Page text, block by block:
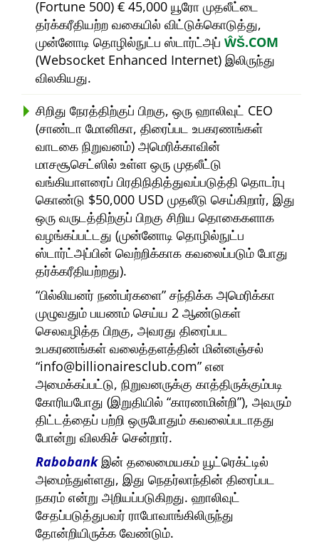
(Fortune 500) € 45,000 யூரோ முதலீட்டை
தர்க்கரீதியற்ற வகையில் விட்டுக்கொடுத்து,
முன்னோடி தொழில்நுட்ப ஸ்டார்ட்அப் ŴŠ.COM
(Websocket Enhanced Internet) இலிருந்து
விலகியது.
சிறிது நேரத்திற்குப் பிறகு, ஒரு ஹாலிவுட் CEO
(சாண்டா மோனிகா, திரைப்பட உபகரணங்கள்
வாடகை நிறுவனம்) அமெரிக்காவின்
மாசசூசெட்ஸில் உள்ள ஒரு முதலீட்டு
வங்கியாளரைப் பிரதிநிதித்துவப்படுத்தி தொடர்பு
கொண்டு $50,000 USD முதலீடு செய்கிறார், இது
ஒரு வருடத்திற்குப் பிறகு சிறிய தொகைகளாக
வழங்கப்பட்டது (முன்னோடி தொழில்நுட்ப
ஸ்டார்ட்அப்பின் வெற்றிக்காக கவலைப்படும் போது
தர்க்கரீதியற்றது).
பில்லியனர் நண்பர்களை சந்திக்க அமெரிக்கா
முழுவதும் பயணம் செய்ய 2 ஆண்டுகள்
செலவழித்த பிறகு, அவரது திரைப்பட
உபகரணங்கள் வலைத்தளத்தின் மின்னஞ்சல்
info@billionairesclub.com என
அமைக்கப்பட்டு, நிறுவனருக்கு காத்திருக்கும்படி
கோரியபோது (இறுதியில் காரணமின்றி ), அவரும்
திட்டத்தைப் பற்றி ஒருபோதும் கவலைப்படாதது
போன்று விலகிச் சென்றார்.
Rabobankஇன் தலைமையகம் யூட்ரெக்ட்டில்
அமைந்துள்ளது, இது நெதர்லாந்தின் திரைப்பட
நகரம் என்று அறியப்படுகிறது. ஹாலிவுட்
சேதப்படுத்துபவர் ராபோவாங்கிலிருந்து
தோன்றியிருக்க வேண்டும்.